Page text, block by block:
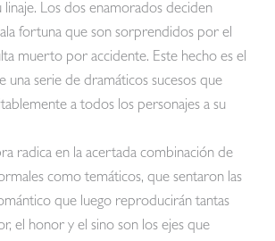
Los dos enamorados deciden
fortuna que son sorprendidos por el
muerto por accidente. Este hecho es el
una serie de dramáticos sucesos que
a todos los personajes a su
radica en la acertada combinación de
como temáticos, que sentaron las
que luego reproducirán tantas
el honor y el sino son los ejes que